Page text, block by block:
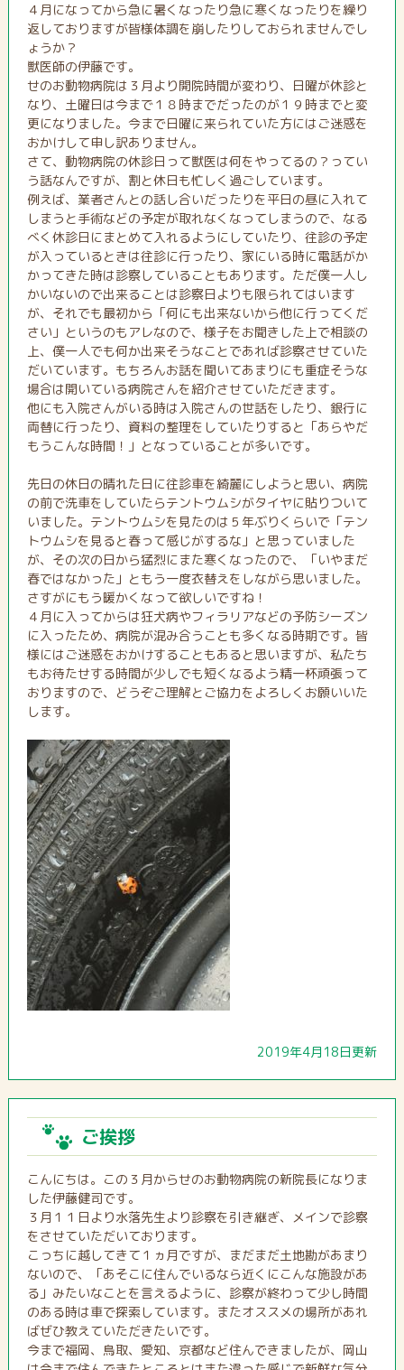
４月になってから急に暑くなったり急に寒くなったりを繰り
返しておりますが皆様体調を崩したりしておられませんでし
ょうか？
獣医師の伊藤です。
せのお動物病院は３月より開院時間が変わり、日曜が休診と
なり、土曜日は今まで１８時までだったのが１９時までと変
更になりました。今まで日曜に来られていた方にはご迷惑を
おかけして申し訳ありません。
さて、動物病院の休診日って獣医は何をやってるの？ってい
う話なんですが、割と休日も忙しく過ごしています。
例えば、業者さんとの話し合いだったりを平日の昼に入れて
しまうと手術などの予定が取れなくなってしまうので、なる
べく休診日にまとめて入れるようにしていたり、往診の予定
が入っているときは往診に行ったり、家にいる時に電話がか
かってきた時は診察していることもあります。ただ僕一人し
かいないので出来ることは診察日よりも限られてはいます
が、それでも最初から「何にも出来ないから他に行ってくだ
さい」というのもアレなので、様子をお聞きした上で相談の
上、僕一人でも何か出来そうなことであれば診察させていた
だいています。もちろんお話を聞いてあまりにも重症そうな
場合は開いている病院さんを紹介させていただきます。
他にも入院さんがいる時は入院さんの世話をしたり、銀行に
両替に行ったり、資料の整理をしていたりすると「あらやだ
もうこんな時間！」となっていることが多いです。
先日の休日の晴れた日に往診車を綺麗にしようと思い、病院
の前で洗車をしていたらテントウムシがタイヤに貼りついて
いました。テントウムシを見たのは５年ぶりくらいで「テン
トウムシを見ると春って感じがするな」と思っていました
が、その次の日から猛烈にまた寒くなったので、「いやまだ
春ではなかった」ともう一度衣替えをしながら思いました。
さすがにもう暖かくなって欲しいですね！
４月に入ってからは狂犬病やフィラリアなどの予防シーズン
に入ったため、病院が混み合うことも多くなる時期です。皆
様にはご迷惑をおかけすることもあると思いますが、私たち
もお待たせする時間が少しでも短くなるよう精一杯頑張って
おりますので、どうぞご理解とご協力をよろしくお願いいた
します。
2019年4月18日更新
ご挨拶
こんにちは。この３月からせのお動物病院の新院長になりま
した伊藤健司です。
３月１１日より水落先生より診察を引き継ぎ、メインで診察
をさせていただいております。
こっちに越してきて１ヵ月ですが、まだまだ土地勘があまり
ないので、「あそこに住んでいるなら近くにこんな施設があ
る」みたいなことを言えるように、診察が終わって少し時間
のある時は車で探索しています。またオススメの場所があれ
ばぜひ教えていただきたいです。
今まで福岡、鳥取、愛知、京都など住んできましたが、岡山